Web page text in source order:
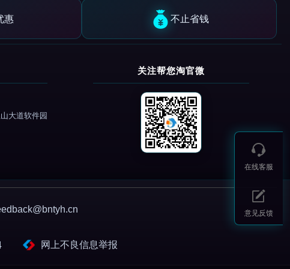
惠 不止省钱
大道软件园
关注帮您淘官微
网上不良信息举报
在线客服
意见反馈